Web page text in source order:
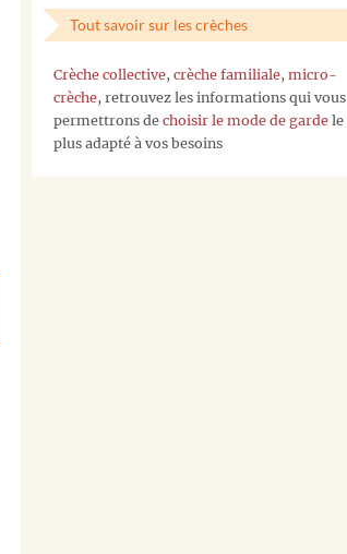
Tout savoir sur les crèches
Crèche collective, crèche familiale, micro-
crèche, retrouvez les informations qui vous
permettrons de choisir le mode de garde le
plus adapté à vos besoins